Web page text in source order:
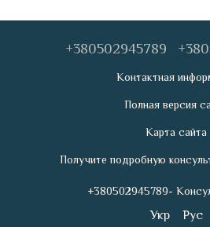
+380502945789
Контактная
Полная версия
Карта сайта
Получите подробную
+380502945789-
Укр Рус